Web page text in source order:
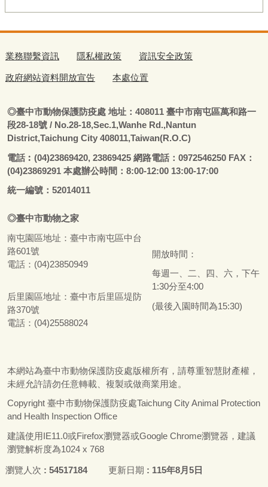
業務聯繫資訊 隱私權政策 資訊安全政策
政府網站資料開放宣告 本處位置
◎臺中市動物保護防疫處地址：408011 臺中市南屯區萬和路一
段28-18號 / No.28-18,Sec.1,Wanhe Rd.,Nantun
District,Taichung City 408011,Taiwan(R.O.C)
電話︰ (04)23869420, 23869425 網路電話：0972546250 FAX：
(04)23869291 本處辦公時間：8:00-12:00 13:00-17:00
統一編號：52014011
◎臺中市動物之家
南屯園區地址： 臺中市南屯區中台
路601號
電話：(04)23850949
后里園區地址： 臺中市后里區堤防
路370號
電話：(04)25588024
開放時間：
每週一、二、四、六，下午
1:30分至4:00
(最後入園時間為15:30)
本網站為臺中市動物保護防疫處版權所有，請尊重智慧財產權，
未經允許請勿任意轉載、複製或做商業用途。
Copyright 臺中市動物保護防疫處Taichung City Animal Protection
and Health Inspection Office
建議使用IE11.0或Firefox瀏覽器或Google Chrome瀏覽器，建議
瀏覽解析度為1024 x 768
瀏覽人次 54517184 更新日期 115年8月5日